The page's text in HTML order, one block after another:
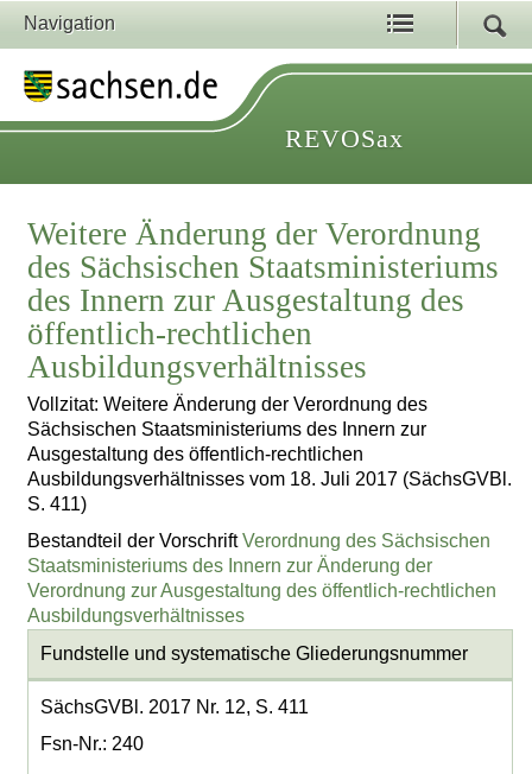
Navigation
REVOSax
Weitere Änderung der Verordnung
des Sächsischen Staatsministeriums
des Innern zur Ausgestaltung des
öffentlich-rechtlichen
Ausbildungsverhältnisses
Vollzitat: Weitere Änderung der Verordnung des
Sächsischen Staatsministeriums des Innern zur
Ausgestaltung des öffentlich-rechtlichen
Ausbildungsverhältnisses vom 18. Juli 2017 (SächsGVBl.
S. 411)
Bestandteil der VorschriftVerordnung des Sächsischen
Staatsministeriums des Innern zur Änderung der
Verordnung zur Ausgestaltung des öffentlich-rechtlichen
Ausbildungsverhältnisses
Fundstelle und systematische Gliederungsnummer
SächsGVBl. 2017 Nr. 12, S. 411
Fsn-Nr.: 240